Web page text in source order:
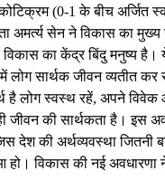
(0-1 के बीच अर्जित
सेन ने विकास का मुख्य
का केंद्र बिंदु मनुष्य है।
लोग सार्थक जीवन व्यतीत
है लोग स्वस्थ रहें, अपने
जीवन की सार्थकता है।
देश की अर्थव्यवस्था जितनी
विकास की नई अवधारणा